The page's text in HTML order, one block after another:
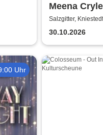
Meena
Salzgitter,
30.10.2026
Uhr